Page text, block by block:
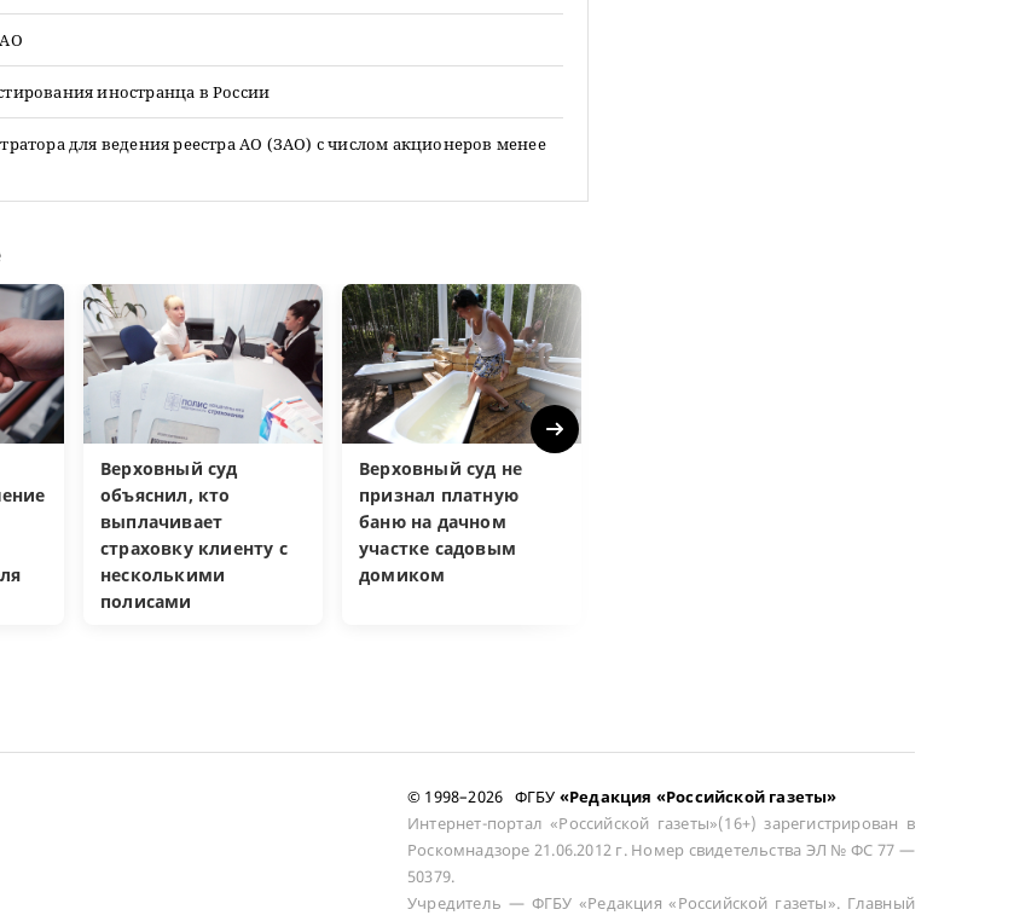
иностранца в России
для ведения реестра АО (ЗАО) с числом акционеров менее
Верховный суд
объяснил, кто
выплачивает
страховку клиенту с
несколькими
полисами
Верховный суд не
признал платную
баню на дачном
участке садовым
домиком
Next
© 1998–2026 ФГБУ «Редакция «Российской газеты»
Интернет-портал «Российской газеты»(16+) зарегистрирован в
Роскомнадзоре 21.06.2012 г. Номер свидетельства ЭЛ № ФС 77 —
50379.
Учредитель — ФГБУ «Редакция «Российской газеты». Главный